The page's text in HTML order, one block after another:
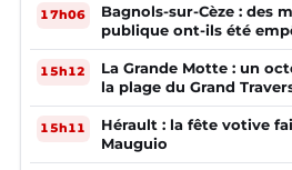
17h06
Bagnols-sur-Cèze : des
publique ont-ils été
la mairie ?
15h12
La Grande Motte : un
la plage du Grand
15h11
Hérault : la fête votive
Mauguio